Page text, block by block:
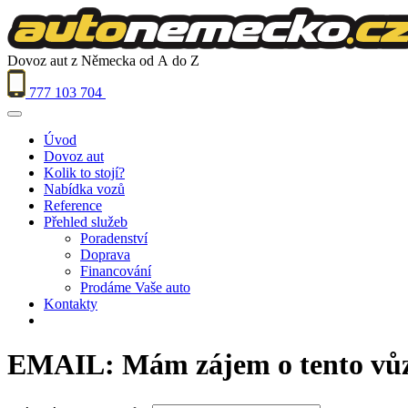
Dovoz aut z Německa od A do Z
777 103 704
Úvod
Dovoz aut
Kolik to stojí?
Nabídka vozů
Reference
Přehled služeb
Poradenství
Doprava
Financování
Prodáme Vaše auto
Kontakty
EMAIL: Mám zájem o tento